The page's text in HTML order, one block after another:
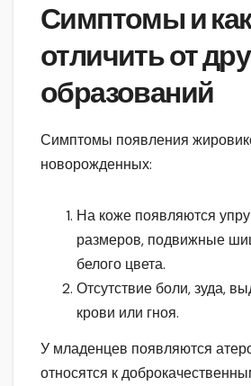
Симптомы и как
отличить от
образований
Симптомы появления
новорожденных:
На коже появляются
размеров, подвижные
белого цвета.
Отсутствие боли, зуда,
крови или гноя.
У младенцев появляются
относятся к